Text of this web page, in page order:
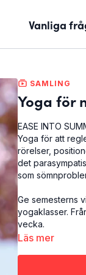
Vanliga
SAMLING
Yoga för
EASE INTO
Yoga för att
rörelser,
det
som
Ge semesterns
yogaklasser.
vecka.
Läs mer